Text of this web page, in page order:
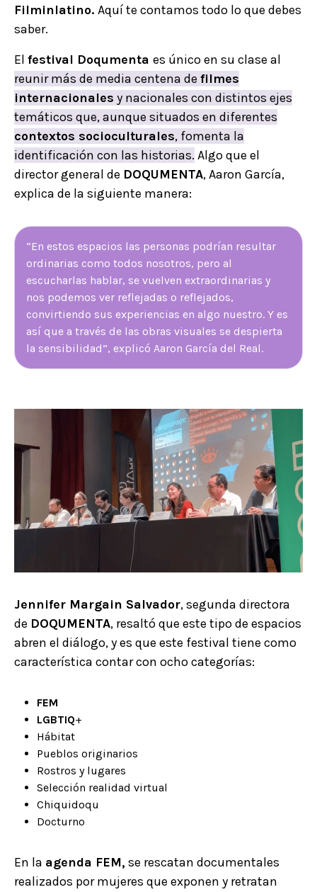
Filminlatino. Aquí te contamos todo lo que debes
saber.
El festival Doqumenta es único en su clase al
reunir más de media centena de filmes
internacionales y nacionales con distintos ejes
temáticos que, aunque situados en diferentes
contextos socioculturales, fomenta la
identificación con las historias. Algo que el
director general de DOQUMENTA, Aaron García,
explica de la siguiente manera:
“En estos espacios las personas podrían resultar
ordinarias como todos nosotros, pero al
escucharlas hablar, se vuelven extraordinarias y
nos podemos ver reflejadas o reflejados,
convirtiendo sus experiencias en algo nuestro. Y es
así que a través de las obras visuales se despierta
la sensibilidad”, explicó Aaron García del Real.
Jennifer Margain Salvador, segunda directora
de DOQUMENTA, resaltó que este tipo de espacios
abren el diálogo, y es que este festival tiene como
característica contar con ocho categorías:
FEM
LGBTIQ+
Hábitat
Pueblos originarios
Rostros y lugares
Selección realidad virtual
Chiquidoqu
Docturno
En la agenda FEM, se rescatan documentales
realizados por mujeres que exponen y retratan